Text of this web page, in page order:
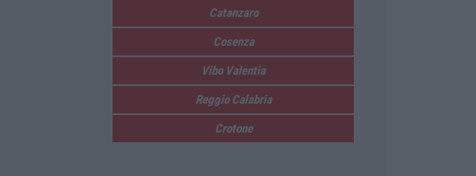
Catanzaro
Cosenza
Vibo Valentia
Reggio Calabria
Crotone